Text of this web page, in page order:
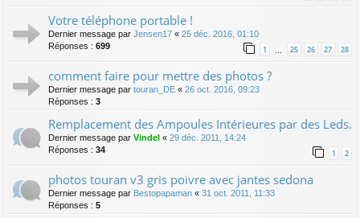
Votre téléphone portable !
Dernier message par Jensen17 « 25 déc. 2016, 01:10
Réponses : 699 1 25 26 27 28
comment faire pour mettre des photos ?
Dernier message par touran_DE « 26 oct. 2016, 09:23
Réponses : 3
Remplacement des Ampoules Intérieures par des Leds.
Dernier message par Vindel « 29 déc. 2011, 14:24
Réponses : 34 1 2
photos touran v3 gris poivre avec jantes sedona
Dernier message par Bestopapaman « 31 oct. 2011, 11:33
Réponses : 5